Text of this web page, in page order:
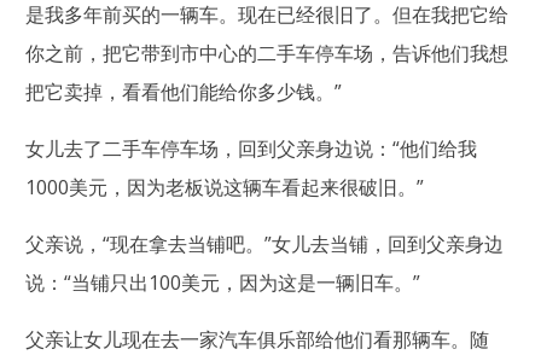
是我多年前买的一辆车。现在已经很旧了。但在我把它给
你之前，把它带到市中心的二手车停车场，告诉他们我想
把它卖掉，看看他们能给你多少钱。”
女儿去了二手车停车场，回到父亲身边说：“他们给我
1000美元，因为老板说这辆车看起来很破旧。”
父亲说，“现在拿去当铺吧。”女儿去当铺，回到父亲身边
说：“当铺只出100美元，因为这是一辆旧车。”
父亲让女儿现在去一家汽车俱乐部给他们看那辆车。随